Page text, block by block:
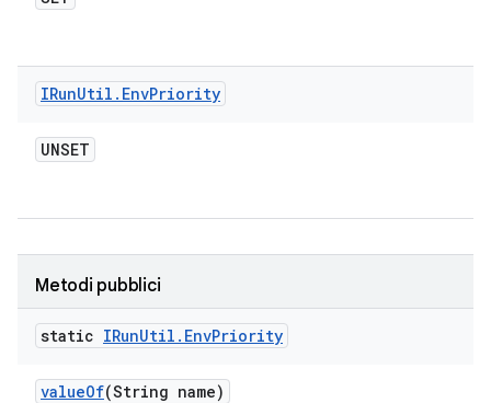
IRunUtil . EnvPriority
UNSET
Metodi pubblici
static IRunUtil . EnvPriority
valueOf(String name)